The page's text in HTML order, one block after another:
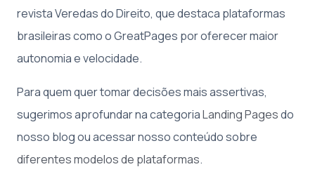
revista Veredas do Direito, que destaca plataformas
brasileiras como o GreatPages por oferecer maior
autonomia e velocidade.
Para quem quer tomar decisões mais assertivas,
sugerimos aprofundar na categoriaLanding Pagesdo
nosso blog ou acessar nosso conteúdo sobre
diferentes modelos de plataformas.